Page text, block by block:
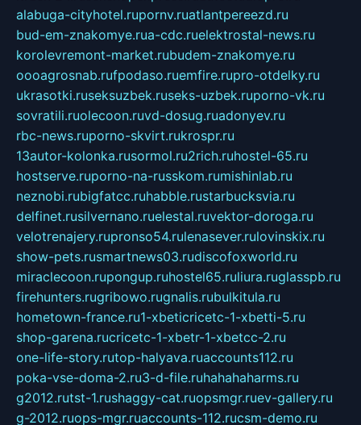
alabuga-cityhotel.rupornv.ruatlantpereezd.ru
bud-em-znakomye.rua-cdc.ruelektrostal-news.ru
korolevremont-market.rubudem-znakomye.ru
oooagrosnab.rufpodaso.ruemfire.rupro-otdelky.ru
ukrasotki.ruseksuzbek.ruseks-uzbek.ruporno-vk.ru
sovratili.ruolecoon.ruvd-dosug.ruadonyev.ru
rbc-news.ruporno-skvirt.rukrospr.ru
13autor-kolonka.rusormol.ru2rich.ruhostel-65.ru
hostserve.ruporno-na-russkom.rumishinlab.ru
neznobi.rubigfatcc.ruhabble.rustarbucksvia.ru
delfinet.rusilvernano.ruelestal.ruvektor-doroga.ru
velotrenajery.rupronso54.rulenasever.rulovinskix.ru
show-pets.rusmartnews03.rudiscofoxworld.ru
miraclecoon.rupongup.ruhostel65.ruliura.ruglasspb.ru
firehunters.rugribowo.rugnalis.rubulkitula.ru
hometown-france.ru1-xbeticricetc-1-xbetti-5.ru
shop-garena.rucricetc-1-xbetr-1-xbetcc-2.ru
one-life-story.rutop-halyava.ruaccounts112.ru
poka-vse-doma-2.ru3-d-file.ruhahahaharms.ru
g2012.rutst-1.rushaggy-cat.ruopsmgr.ruev-gallery.ru
g-2012.ruops-mgr.ruaccounts-112.rucsm-demo.ru